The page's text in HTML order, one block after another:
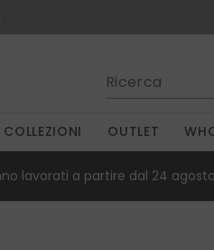
COLLEZIONI OUTLET
lavorati a partire dal 24